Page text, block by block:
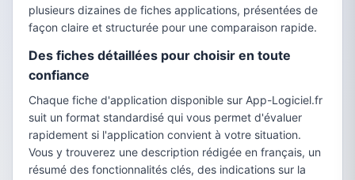
plusieurs dizaines de fiches applications, présentées de
façon claire et structurée pour une comparaison rapide.
Des fiches détaillées pour choisir en toute
confiance
Chaque fiche d'application disponible sur App-Logiciel.fr
suit un format standardisé qui vous permet d'évaluer
rapidement si l'application convient à votre situation.
Vous y trouverez une description rédigée en français, un
résumé des fonctionnalités clés, des indications sur la